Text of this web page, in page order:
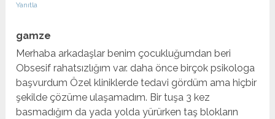
Yanıtla
gamze
Merhaba arkadaşlar benim çocukluğumdan beri
Obsesif rahatsızlığım var. daha önce birçok psikologa
başvurdum Özel kliniklerde tedavi gördüm ama hiçbir
şekilde çözüme ulaşamadım. Bir tuşa 3 kez
basmadığım da yada yolda yürürken taş blokların